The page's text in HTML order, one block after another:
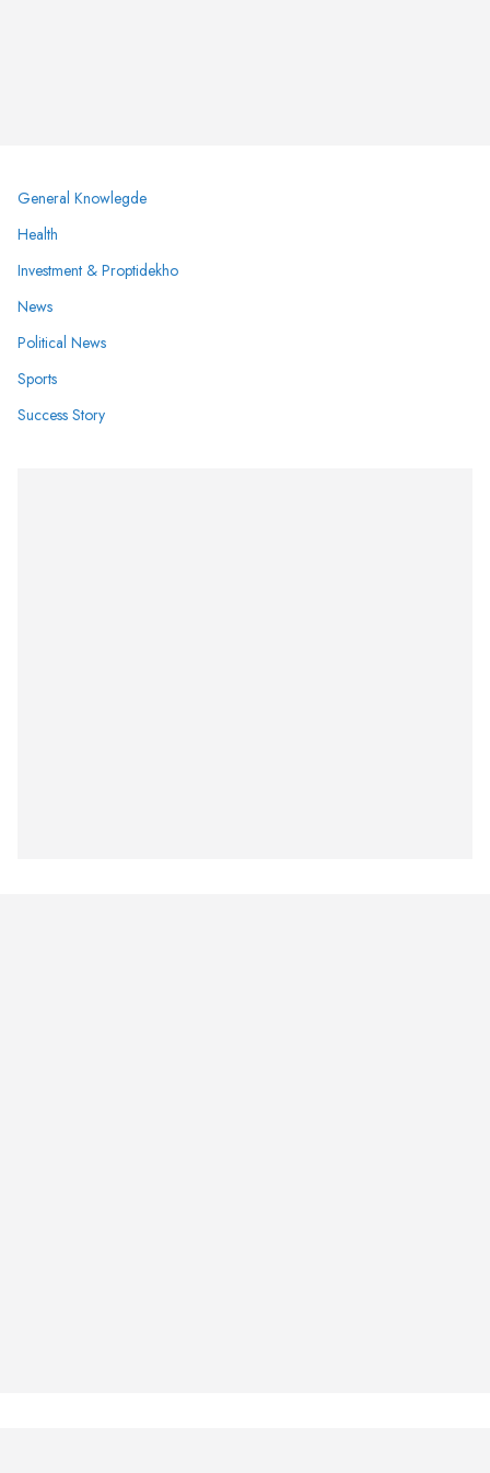
General Knowlegde
Health
Investment & Proptidekho
News
Political News
Sports
Success Story